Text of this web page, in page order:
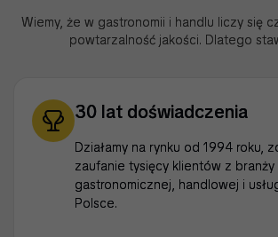
Wiemy, że w gastronomii i handlu liczy się
powtarzalność jakości. Dlatego
30 lat doświadczenia
Działamy na rynku od 1994 roku,
zaufanie tysięcy klientów z branży
gastronomicznej, handlowej i
Polsce.